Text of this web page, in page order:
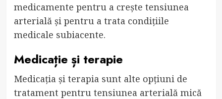
medicamente pentru a crește tensiunea
arterială și pentru a trata condițiile
medicale subiacente.
Medicație și terapie
Medicația și terapia sunt alte opțiuni de
tratament pentru tensiunea arterială mică